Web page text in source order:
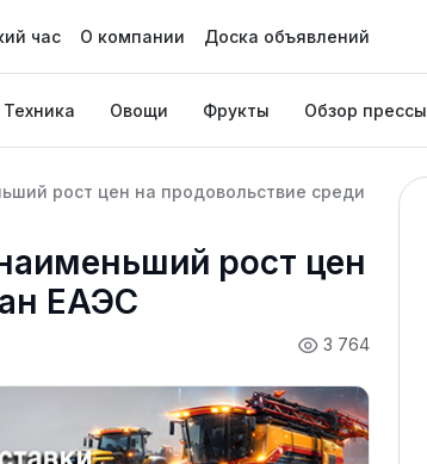
час О компании Доска объявлений
Техника Овощи Фрукты Обзор прессы
рост цен на продовольствие среди
рост цен
ЕАЭС
3 764